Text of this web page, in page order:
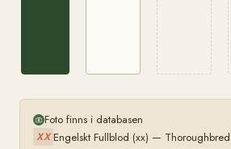
Foto finns i databasen
XX Engelskt Fullblod (xx) — Thoroughbred